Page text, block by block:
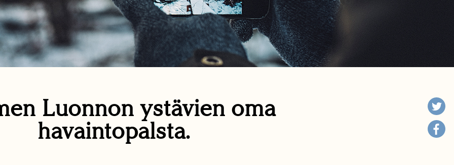
Luonnon ystävien oma
havaintopalsta.